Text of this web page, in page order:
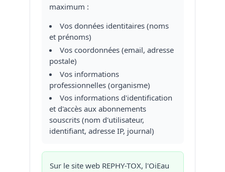
maximum :
Vos données identitaires (noms
et prénoms)
Vos coordonnées (email, adresse
postale)
Vos informations
professionnelles (organisme)
Vos informations d'identification
et d'accès aux abonnements
souscrits (nom d'utilisateur,
identifiant, adresse IP, journal)
Sur le site web REPHY-TOX, l'OiEau